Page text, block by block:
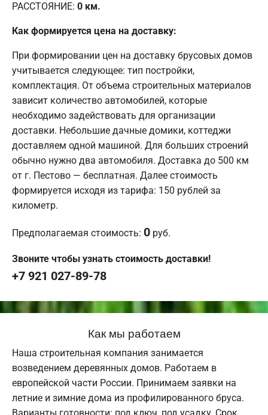
РАССТОЯНИЕ: 0 км.
Как формируется цена на доставку:
При формировании цен на доставку брусовых домов
учитывается следующее: тип постройки,
комплектация. От объема строительных материалов
зависит количество автомобилей, которые
необходимо задействовать для организации
доставки. Небольшие дачные домики, коттеджи
доставляем одной машиной. Для больших строений
обычно нужно два автомобиля. Доставка до 500 км
от г. Пестово — бесплатная. Далее стоимость
формируется исходя из тарифа: 150 рублей за
километр.
Предполагаемая стоимость: 0 руб.
Звоните чтобы узнать стоимость доставки!
+7 921 027-89-78
Как мы работаем
Наша строительная компания занимается
возведением деревянных домов. Работаем в
европейской части России. Принимаем заявки на
летние и зимние дома из профилированного бруса.